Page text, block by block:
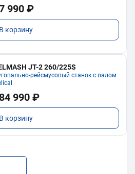
990 ₽
В корзину
JT-2 260/225S
рейсмусовый станок с валом
990 ₽
В корзину